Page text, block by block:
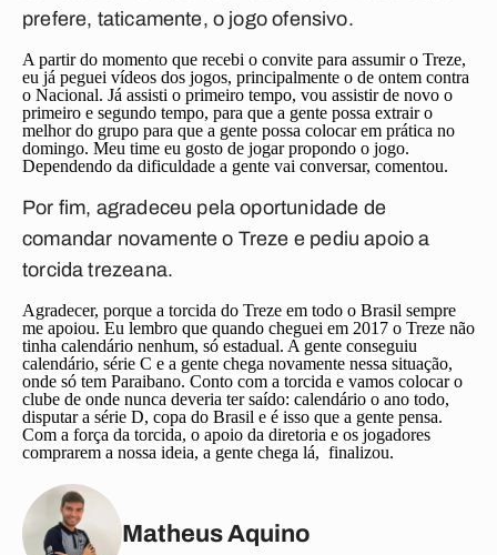
prefere, taticamente, o jogo ofensivo.
A partir do momento que recebi o convite para assumir o Treze,
eu já peguei vídeos dos jogos, principalmente o de ontem contra
o Nacional. Já assisti o primeiro tempo, vou assistir de novo o
primeiro e segundo tempo, para que a gente possa extrair o
melhor do grupo para que a gente possa colocar em prática no
domingo. Meu time eu gosto de jogar propondo o jogo.
Dependendo da dificuldade a gente vai conversar, comentou.
Por fim, agradeceu pela oportunidade de
comandar novamente o Treze e pediu apoio a
torcida trezeana.
Agradecer, porque a torcida do Treze em todo o Brasil sempre
me apoiou. Eu lembro que quando cheguei em 2017 o Treze não
tinha calendário nenhum, só estadual. A gente conseguiu
calendário, série C e a gente chega novamente nessa situação,
onde só tem Paraibano. Conto com a torcida e vamos colocar o
clube de onde nunca deveria ter saído: calendário o ano todo,
disputar a série D, copa do Brasil e é isso que a gente pensa.
Com a força da torcida, o apoio da diretoria e os jogadores
comprarem a nossa ideia, a gente chega lá, finalizou.
Matheus Aquino